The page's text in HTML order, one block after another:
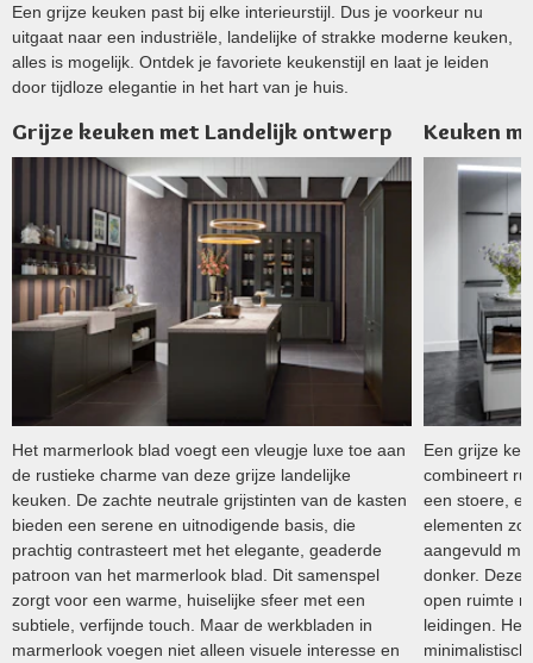
Een grijze keuken past bij elke interieurstijl. Dus je voorkeur nu
uitgaat naar een industriële, landelijke of strakke moderne keuken,
alles is mogelijk. Ontdek je favoriete keukenstijl en laat je leiden
door tijdloze elegantie in het hart van je huis.
Grijze keuken met Landelijk ontwerp
Het marmerlook blad voegt een vleugje luxe toe aan
de rustieke charme van deze grijze landelijke
keuken. De zachte neutrale grijstinten van de kasten
bieden een serene en uitnodigende basis, die
prachtig contrasteert met het elegante, geaderde
patroon van het marmerlook blad. Dit samenspel
zorgt voor een warme, huiselijke sfeer met een
subtiele, verfijnde touch. Maar de werkbladen in
marmerlook voegen niet alleen visuele interesse en
Keuken
Een grijze
combineert
een stoere,
elementen
aangevuld
donker. Deze
open ruimte
leidingen.